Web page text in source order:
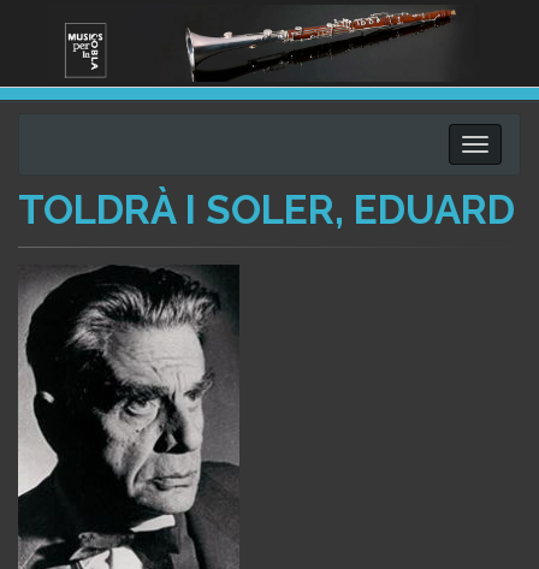
Toggle
TOLDRÀ I SOLER, EDUARD